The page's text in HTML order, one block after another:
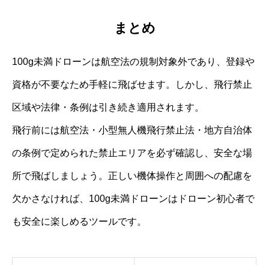
まとめ
100g未満ドローンは航空法の規制対象外であり、登録や
資格が不要なため手軽に飛ばせます。しかし、飛行禁止
区域や法律・条例は引き続き適用されます。
飛行前には航空法・小型無人機飛行禁止法・地方自治体
の条例で定められた禁止エリアを必ず確認し、安全な場
所で飛ばしましょう。正しい機体操作と周囲への配慮を
欠かさなければ、100g未満ドローンはドローン初心者で
も安全に楽しめるツールです。